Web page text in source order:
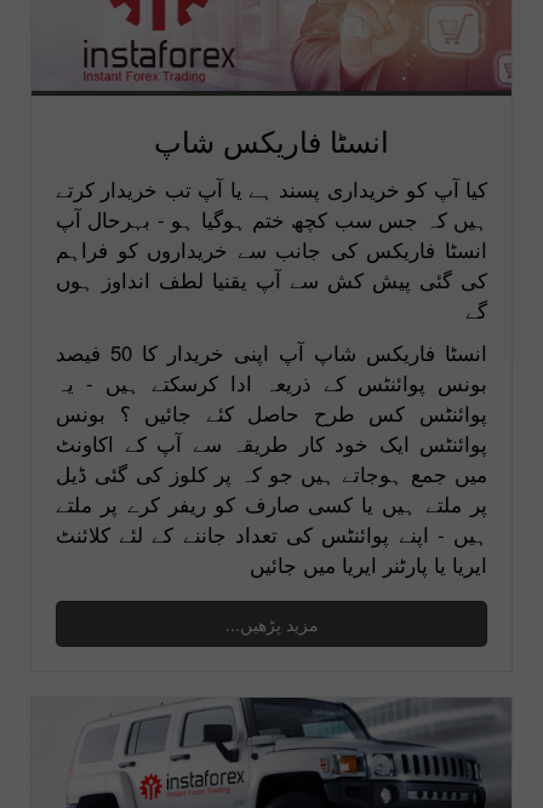
انسٹا فاریکس شاپ
کیا آپ کو خریداری پسند ہے یا آپ تب خریدار کرتے
ہیں کہ جس سب کچھ ختم ہوگیا ہو - بہرحال آپ
انسٹا فاریکس کی جانب سے خریداروں کو فراہم
کی گئی پیش کش سے آپ یقنیا لطف انداوز ہوں
گے
انسٹا فاریکس شاپ آپ اپنی خریدار کا 50 فیصد
بونس پوائنٹس کے ذریعہ ادا کرسکتے ہیں - یہ
پوائنٹس کس طرح حاصل کئے جائیں ؟ بونس
پوائنٹس ایک خود کار طریقہ سے آپ کے اکاونٹ
میں جمع ہوجاتے ہیں جو کہ پر کلوز کی گئی ڈیل
پر ملتے ہیں یا کسی صارف کو ریفر کرے پر ملتے
ہیں - اپنے پوائنٹس کی تعداد جاننے کے لئے کلائنٹ
ایریا یا پارٹنر ایریا میں جائیں
مزید پڑھیں...